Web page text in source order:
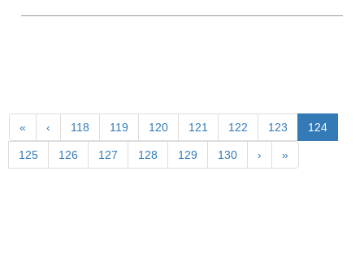
« ‹ 118 119 120 121 122 123 124
125 126 127 128 129 130 › »